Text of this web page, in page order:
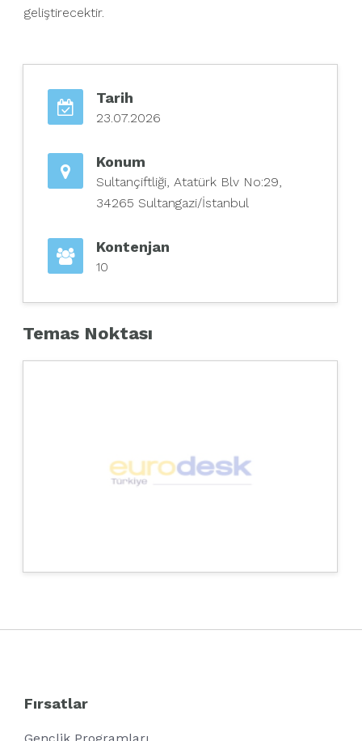
geliştirecektir.
Tarih
23.07.2026
Konum
Sultançiftliği, Atatürk Blv No:29,
34265 Sultangazi/İstanbul
Kontenjan
10
Temas Noktası
Fırsatlar